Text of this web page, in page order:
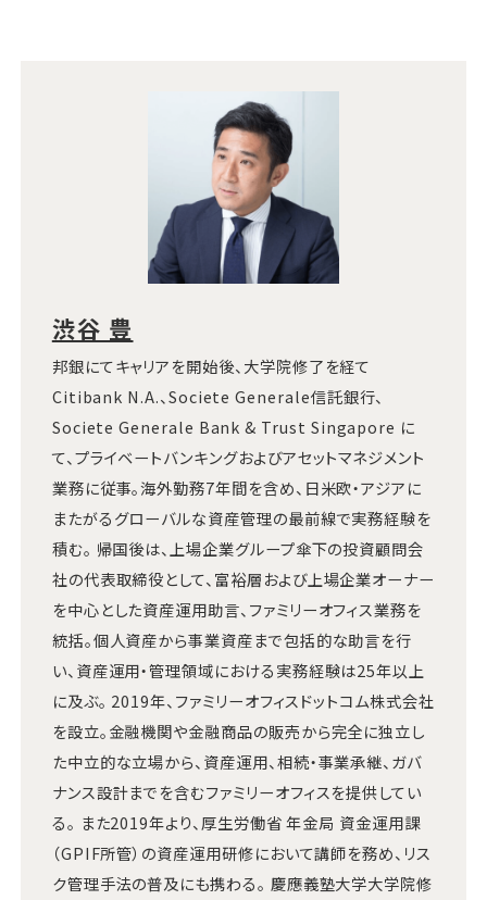
渋谷 豊
邦銀にてキャリアを開始後、大学院修了を経て
Citibank N.A.、Societe Generale信託銀行、
Societe Generale Bank & Trust Singapore に
て、プライベートバンキングおよびアセットマネジメント
業務に従事。海外勤務7年間を含め、日米欧・アジアに
またがるグローバルな資産管理の最前線で実務経験を
積む。 帰国後は、上場企業グループ傘下の投資顧問会
社の代表取締役として、富裕層および上場企業オーナー
を中心とした資産運用助言、ファミリーオフィス業務を
統括。個人資産から事業資産まで包括的な助言を行
い、資産運用・管理領域における実務経験は25年以上
に及ぶ。 2019年、ファミリーオフィスドットコム株式会社
を設立。金融機関や金融商品の販売から完全に独立し
た中立的な立場から、資産運用、相続・事業承継、ガバ
ナンス設計までを含むファミリーオフィスを提供してい
る。 また2019年より、厚生労働省 年金局 資金運用課
（GPIF所管）の資産運用研修において講師を務め、リス
ク管理手法の普及にも携わる。 慶應義塾大学大学院修